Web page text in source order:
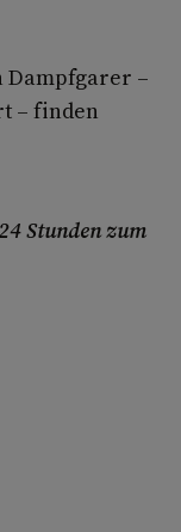
Dampfgarer –
– finden
Stunden zum